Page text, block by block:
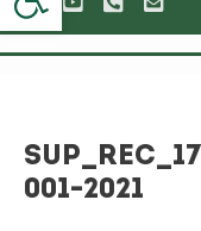
001-2021